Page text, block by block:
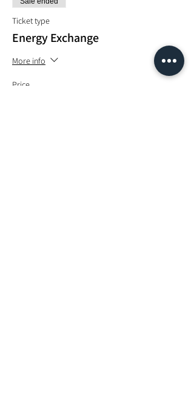
Ticket type
Energy Exchange
More info
Price